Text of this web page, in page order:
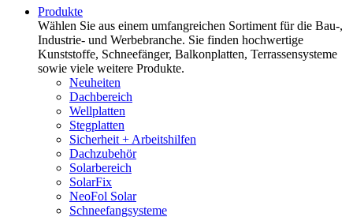
Produkte
Wählen Sie aus einem umfangreichen Sortiment für die Bau-,
Industrie- und Werbebranche. Sie finden hochwertige
Kunststoffe, Schneefänger, Balkonplatten, Terrassensysteme
sowie viele weitere Produkte.
Neuheiten
Dachbereich
Wellplatten
Stegplatten
Sicherheit + Arbeitshilfen
Dachzubehör
Solarbereich
SolarFix
NeoFol Solar
Schneefangsysteme